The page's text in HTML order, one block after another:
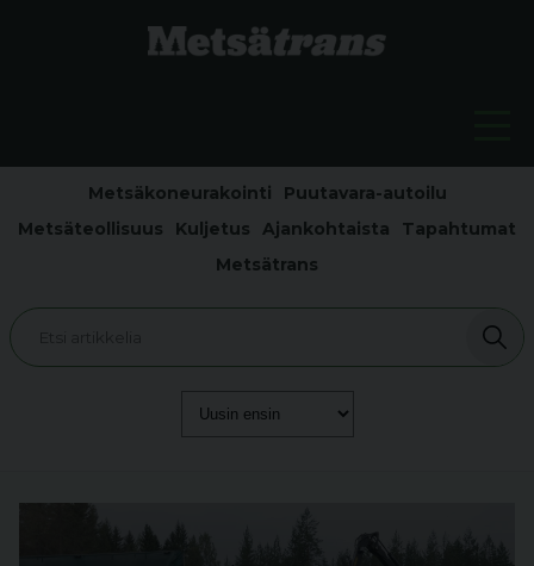
Metsäkoneurakointi
Puutavara-autoilu
Metsäteollisuus
Kuljetus Ajankohtaista
Tapahtumat
Metsätrans